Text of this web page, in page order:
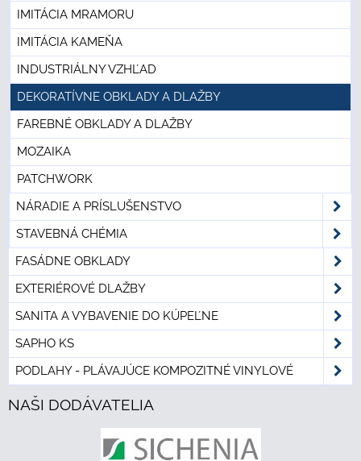
IMITÁCIA MRAMORU
IMITÁCIA KAMEŇA
INDUSTRIÁLNY VZHĽAD
DEKORATÍVNE OBKLADY A DLAŽBY
FAREBNÉ OBKLADY A DLAŽBY
MOZAIKA
PATCHWORK
NÁRADIE A PRÍSLUŠENSTVO
STAVEBNÁ CHÉMIA
FASÁDNE OBKLADY
EXTERIÉROVÉ DLAŽBY
SANITA A VYBAVENIE DO KÚPEĽNE
SAPHO KS
PODLAHY - PLÁVAJÚCE KOMPOZITNÉ VINYLOVÉ
NAŠI DODÁVATELIA